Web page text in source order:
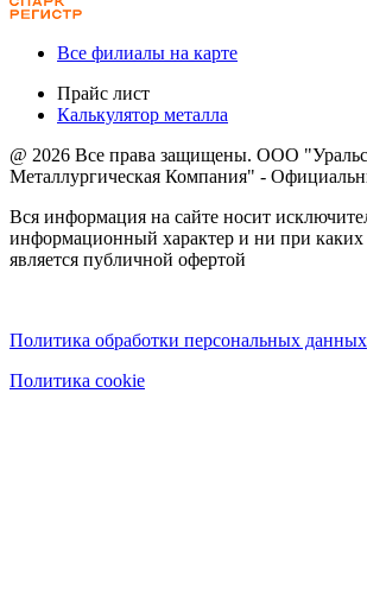
Все филиалы на карте
Прайс лист
Калькулятор металла
@ 2026 Все права защищены. ООО
Металлургическая Компания" -
Вся информация на сайте носит
информационный характер и ни при каких
является публичной офертой
Политика обработки персональных данных
Политика cookie